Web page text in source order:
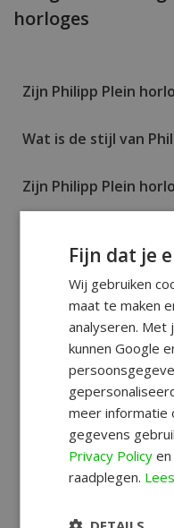
horloges
Zijn Philipp Plein
Wat is de stijl van
Zijn Philipp Plein
modemerk?
Wat zijn populaire
horloges?
Zijn Philipp Plein
fashionmerken?
Fijn dat je
Wij gebruiken
maat te maken
analyseren.
kunnen Google
meer informatie
gegevens
Privacy Policy
raadplegen.